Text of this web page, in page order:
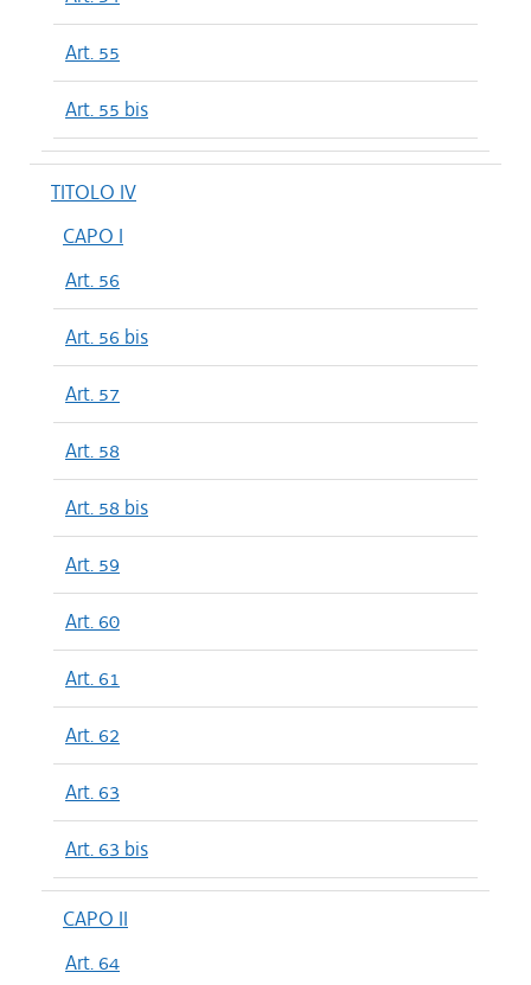
Art. 55
Art. 55 bis
TITOLO IV
CAPO I
Art. 56
Art. 56 bis
Art. 57
Art. 58
Art. 58 bis
Art. 59
Art. 60
Art. 61
Art. 62
Art. 63
Art. 63 bis
CAPO II
Art. 64